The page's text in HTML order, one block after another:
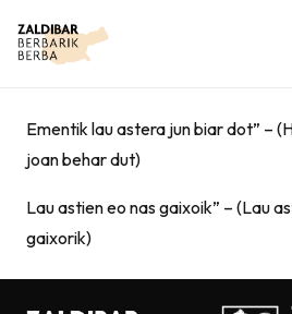
Ementik lau astera jun biar dot” –
joan behar dut)
Lau astien eo nas gaixoik” – (Lau
gaixorik)